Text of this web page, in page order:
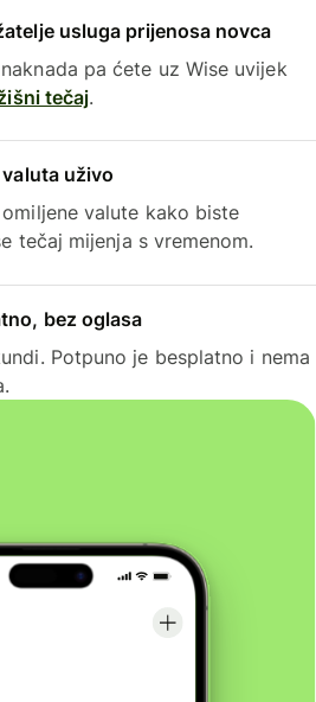
usluga prijenosa novca
pa ćete uz Wise uvijek
tečaj.
uživo
valute kako biste
tečaj mijenja s vremenom.
bez oglasa
Potpuno je besplatno i nema